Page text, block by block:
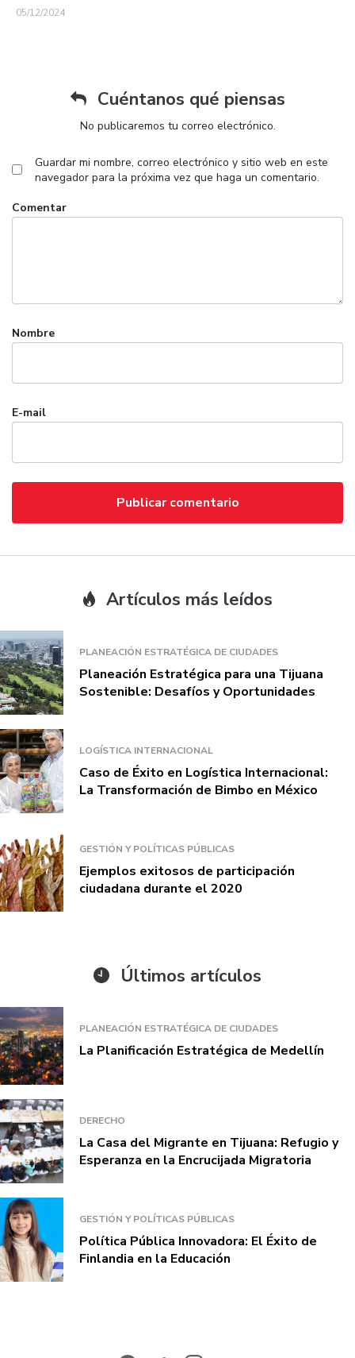
05/12/2024
Cuéntanos qué piensas
No publicaremos tu correo electrónico.
Nombre
E-mail
Guardar mi nombre, correo electrónico y sitio web en este
navegador para la próxima vez que haga un comentario.
Comentar
Artículos más leídos
PLANEACIÓN ESTRATÉGICA DE CIUDADES
Planeación Estratégica para una Tijuana
Sostenible: Desafíos y Oportunidades
LOGÍSTICA INTERNACIONAL
Caso de Éxito en Logística Internacional:
La Transformación de Bimbo en México
GESTIÓN Y POLÍTICAS PÚBLICAS
Ejemplos exitosos de participación
ciudadana durante el 2020
Últimos artículos
PLANEACIÓN ESTRATÉGICA DE CIUDADES
La Planificación Estratégica de Medellín
DERECHO
La Casa del Migrante en Tijuana: Refugio y
Esperanza en la Encrucijada Migratoria
GESTIÓN Y POLÍTICAS PÚBLICAS
Política Pública Innovadora: El Éxito de
Finlandia en la Educación